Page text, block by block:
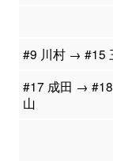
#9 川村 → #15
#17 成田 →
山